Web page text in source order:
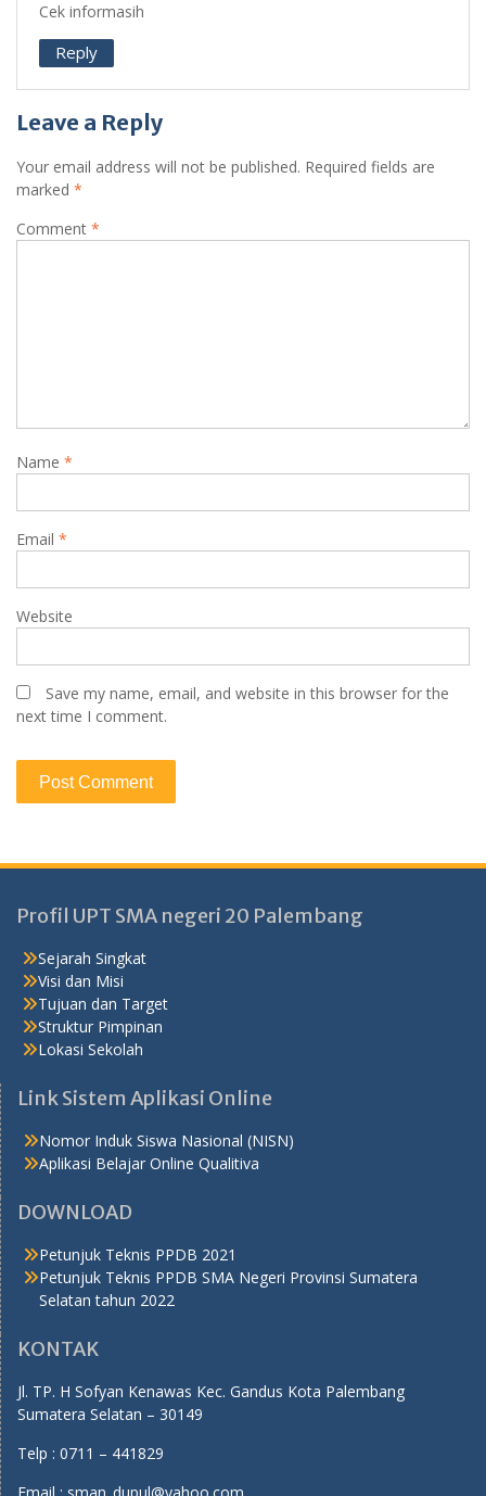
Cek informasih
Reply
Leave a Reply
Your email address will not be published. Required fields are
marked *
Comment *
Name *
Email *
Website
Save my name, email, and website in this browser for the
next time I comment.
Profil UPT SMA negeri 20 Palembang
Sejarah Singkat
Visi dan Misi
Tujuan dan Target
Struktur Pimpinan
Lokasi Sekolah
Link Sistem Aplikasi Online
Nomor Induk Siswa Nasional (NISN)
Aplikasi Belajar Online Qualitiva
DOWNLOAD
Petunjuk Teknis PPDB 2021
Petunjuk Teknis PPDB SMA Negeri Provinsi Sumatera
Selatan tahun 2022
KONTAK
Jl. TP. H Sofyan Kenawas Kec. Gandus Kota Palembang
Sumatera Selatan – 30149
Telp : 0711 – 441829